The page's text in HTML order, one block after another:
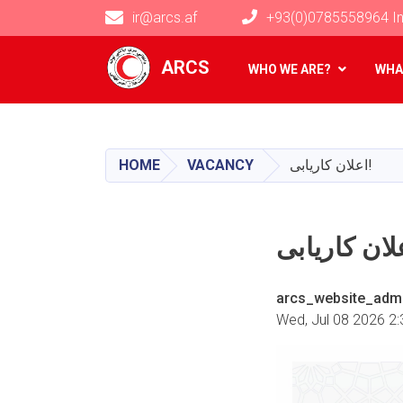
ARCS
ir@arcs.af +93(0)0785558964
Main navigation
WHO WE ARE?
HOME VACANCY اعلان کاریابی!
Wed, Jul 08 2026